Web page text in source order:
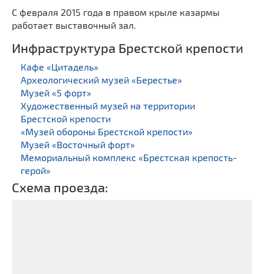
С февраля 2015 года в правом крыле казармы
работает выставочный зал.
Инфраструктура Брестской крепости
Кафе «Цитадель»
Археологический музей «Берестье»
Музей «5 форт»
Художественный музей на территории
Брестской крепости
«Музей обороны Брестской крепости»
Музей «Восточный форт»
Мемориальный комплекс «Брестская крепость-
герой»
Схема проезда: